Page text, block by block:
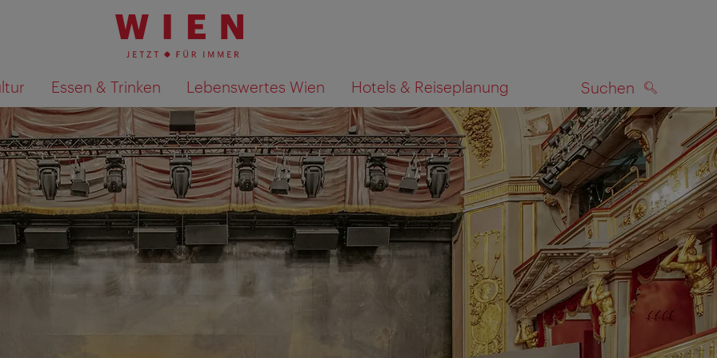
Essen & Trinken Lebenswertes Wien Hotels & Reiseplanung Suchen
Suchergebnisse auf Karte anzeigen SUCHEN